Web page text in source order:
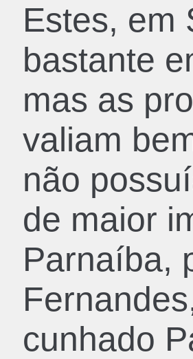
Estes, em
bastante
mas as
valiam
não
de maior
Parnaíba,
cunhado